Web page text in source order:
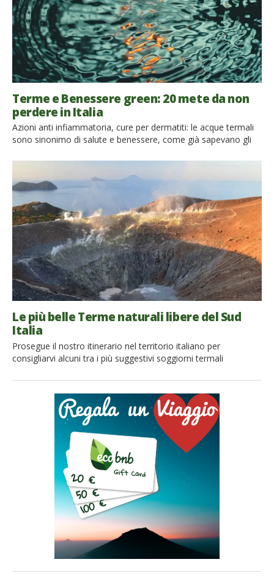
Terme e Benessere green: 20 mete da non
perdere in Italia
Azioni anti infiammatoria, cure per dermatiti: le acque termali
sono sinonimo di salute e benessere, come già sapevano gli
luoghi magici, terme naturali o bellissime strutture immerse
nella natura, tra paesaggi indimenticabili e abbiamo così
verificato un’altra volta come Wallace J. Nichols avesse ragione
quando scrisse che […]
Le più belle Terme naturali libere del Sud
Italia
Prosegue il nostro itinerario nel territorio italiano per
consigliarvi alcuni tra i più suggestivi soggiorni termali
e delle isole, terre che già da sé offrono esperienze
meravigliose, a cui potrete dare un valore aggiunto in termini
di benessere low cost. Pronti per immergervi nei fumi benefici